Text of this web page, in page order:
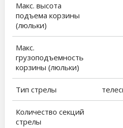
Макс. высота
подъема корзины
(люльки)
Макс.
грузоподъемность
корзины (люльки)
Тип стрелы
Количество секций
стрелы